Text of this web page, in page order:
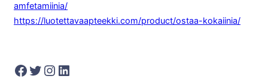
amfetamiinia/
https://luotettavaapteekki.com/product/ostaa-kokaiinia/
Facebook Twitter Instagram LinkedIn